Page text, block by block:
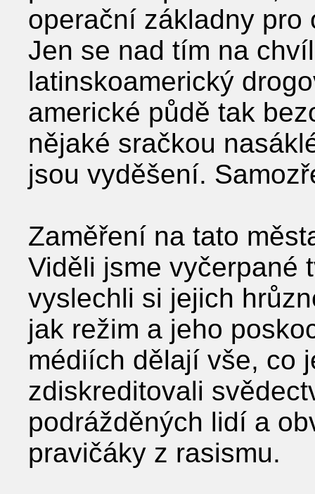
operační základny pro
Jen se nad tím na
latinskoamerický
americké půdě tak
nějaké sračkou
jsou vyděšení.
Zaměření na tato
Viděli jsme vyčerpané
vyslechli si jejich
jak režim a jeho
médiích dělají vše, co
zdiskreditovali
podrážděných lidí a
pravičáky z rasismu.